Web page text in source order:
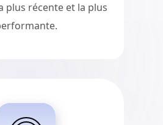
plus récente et la plus